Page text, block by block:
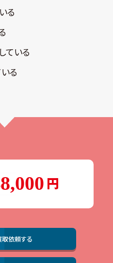
る
ている
る
依頼する